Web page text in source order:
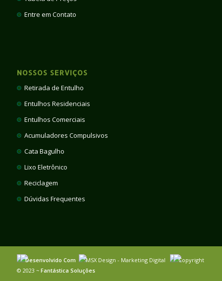
Entre em Contato
NOSSOS SERVIÇOS
Retirada de Entulho
Entulhos Residenciais
Entulhos Comerciais
Acumuladores Compulsivos
Cata Bagulho
Lixo Eletrônico
Reciclagem
Dúvidas Frequentes
Desenvolvido Com MSX Design - Marketing Digital
Copyright
© 2023 ~ Fantástica Soluções